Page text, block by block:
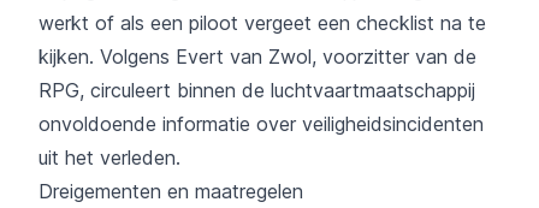
werkt of als een piloot vergeet een checklist na te
kijken. Volgens Evert van Zwol, voorzitter van de
RPG, circuleert binnen de luchtvaartmaatschappij
onvoldoende informatie over veiligheidsincidenten
uit het verleden.
Dreigementen en maatregelen